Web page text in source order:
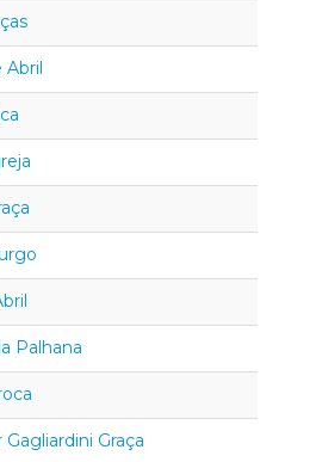
Abril
Palhana
Graça